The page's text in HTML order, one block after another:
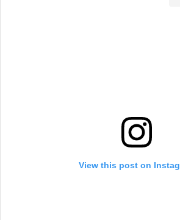
View this post on